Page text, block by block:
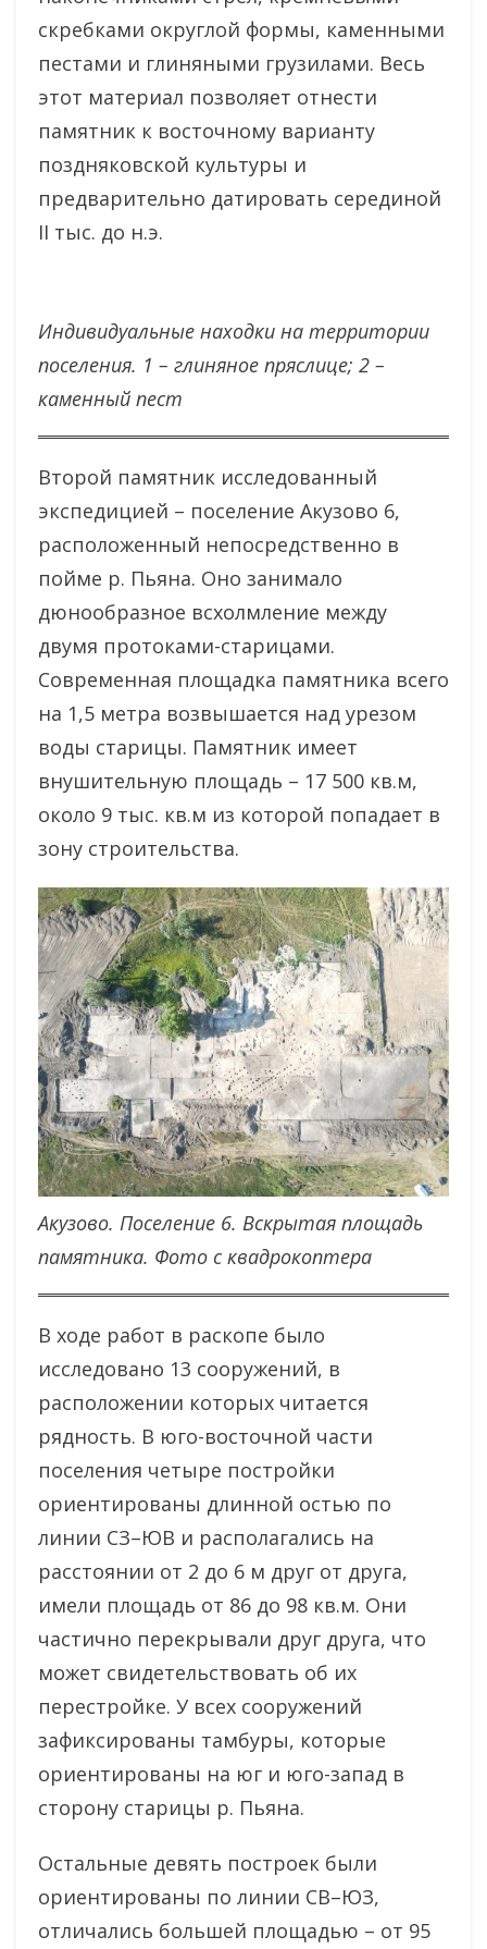
скребками округлой формы, каменными
пестами и глиняными грузилами. Весь
этот материал позволяет отнести
памятник к восточному варианту
поздняковской культуры и
предварительно датировать серединой
II тыс. до н.э.
Индивидуальные находки на территории
поселения. 1 – глиняное пряслице; 2 –
каменный пест
Второй памятник исследованный
экспедицией – поселение Акузово 6,
расположенный непосредственно в
пойме р. Пьяна. Оно занимало
дюнообразное всхолмление между
двумя протоками-старицами.
Современная площадка памятника всего
на 1,5 метра возвышается над урезом
воды старицы. Памятник имеет
внушительную площадь – 17 500 кв.м,
около 9 тыс. кв.м из которой попадает в
зону строительства.
Акузово. Поселение 6. Вскрытая площадь
памятника. Фото с квадрокоптера
В ходе работ в раскопе было
исследовано 13 сооружений, в
расположении которых читается
рядность. В юго-восточной части
поселения четыре постройки
ориентированы длинной остью по
линии СЗ–ЮВ и располагались на
расстоянии от 2 до 6 м друг от друга,
имели площадь от 86 до 98 кв.м. Они
частично перекрывали друг друга, что
может свидетельствовать об их
перестройке. У всех сооружений
зафиксированы тамбуры, которые
ориентированы на юг и юго-запад в
сторону старицы р. Пьяна.
Остальные девять построек были
ориентированы по линии СВ–ЮЗ,
отличались большей площадью – от 95